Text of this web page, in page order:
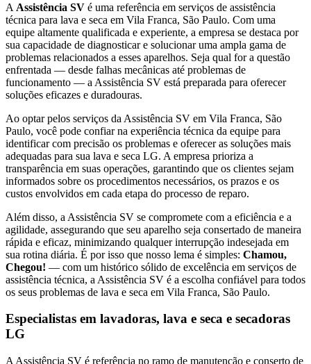
A Assistência SV é uma referência em serviços de assistência
técnica para lava e seca em Vila Franca, São Paulo. Com uma
equipe altamente qualificada e experiente, a empresa se destaca por
sua capacidade de diagnosticar e solucionar uma ampla gama de
problemas relacionados a esses aparelhos. Seja qual for a questão
enfrentada — desde falhas mecânicas até problemas de
funcionamento — a Assistência SV está preparada para oferecer
soluções eficazes e duradouras.
Ao optar pelos serviços da Assistência SV em Vila Franca, São
Paulo, você pode confiar na experiência técnica da equipe para
identificar com precisão os problemas e oferecer as soluções mais
adequadas para sua lava e seca LG. A empresa prioriza a
transparência em suas operações, garantindo que os clientes sejam
informados sobre os procedimentos necessários, os prazos e os
custos envolvidos em cada etapa do processo de reparo.
Além disso, a Assistência SV se compromete com a eficiência e a
agilidade, assegurando que seu aparelho seja consertado de maneira
rápida e eficaz, minimizando qualquer interrupção indesejada em
sua rotina diária. É por isso que nosso lema é simples: Chamou,
Chegou! — com um histórico sólido de excelência em serviços de
assistência técnica, a Assistência SV é a escolha confiável para todos
os seus problemas de lava e seca em Vila Franca, São Paulo.
Especialistas em lavadoras, lava e seca e secadoras
LG
A Assistência SV é referência no ramo de manutenção e conserto de